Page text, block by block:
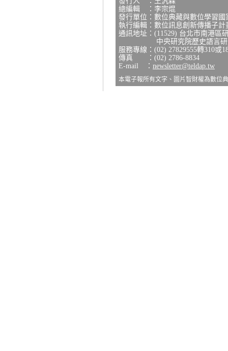
總編輯 ：李宗焜
發行單位：數位典藏與數位學習
執行編輯：數位訊息創新傳播子計
通訊地址：(11529) 台北市南港區
中央研究院歷史語言研究
服務專線：(02) 27829555轉310或
傳真 ：(02) 2786-8834
E-mail ： newsletter@teldap.tw
本電子報所有文字、圖片智財權為數位